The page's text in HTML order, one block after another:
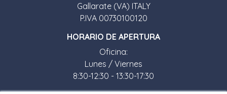
Gallarate (VA) ITALY
P.IVA 00730100120
HORARIO DE APERTURA
Oficina:
Lunes / Viernes
8:30-12:30 - 13:30-17:30